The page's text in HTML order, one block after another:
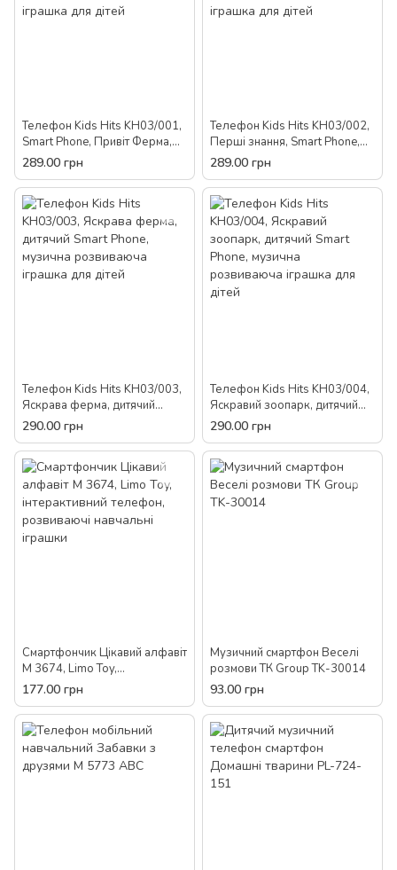
Телефон Kids Hits KH03/001,
Smart Phone, Привіт Ферма,
музичний, розвиваючий,
світло, іграшка для дітей
289.00 грн
Телефон Kids Hits KH03/002,
Перші знання, Smart Phone,
музичний, розвиваючий,
світло, іграшка для дітей
289.00 грн
Телефон Kids Hits KH03/003,
Яскрава ферма, дитячий
Smart Phone, музична
розвиваюча іграшка для
дітей
290.00 грн
Телефон Kids Hits KH03/004,
Яскравий зоопарк, дитячий
Smart Phone, музична
розвиваюча іграшка для
дітей
290.00 грн
Смартфончик Цікавий алфавіт
M 3674, Limo Toy,
інтерактивний телефон,
розвиваючі навчальні іграшки
177.00 грн
Музичний смартфон Веселі
розмови ТК Group TK-30014
93.00 грн